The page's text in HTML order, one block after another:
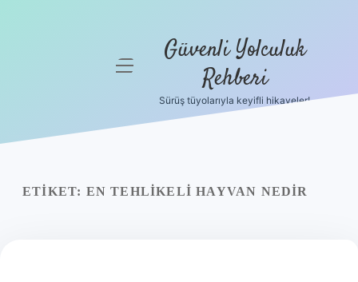
menüyü Güvenli Yolculuk
Rehberi
Sürüş tüyolarıyla keyifli hikayeler!
ETIKET: EN TEHLIKELI HAYVAN NEDIR